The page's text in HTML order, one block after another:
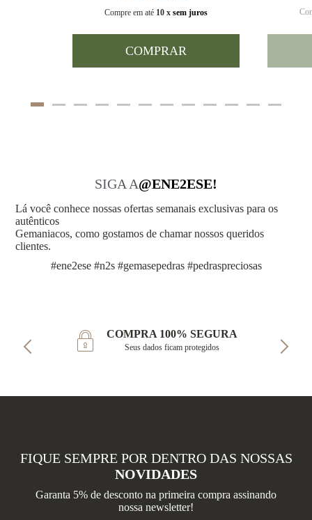
Compre em até 10 x sem juros
COMPRAR
SIGA A@ENE2ESE!
Lá você conhece nossas ofertas semanais exclusivas para os
autênticos
Gemaniacos, como gostamos de chamar nossos queridos
clientes.
#ene2ese #n2s #gemasepedras #pedraspreciosas
COMPRA 100% SEGURA
Seus dados ficam protegidos
FIQUE SEMPRE POR DENTRO DAS NOSSAS
NOVIDADES
Garanta 5% de desconto na primeira compra assinando
nossa newsletter!